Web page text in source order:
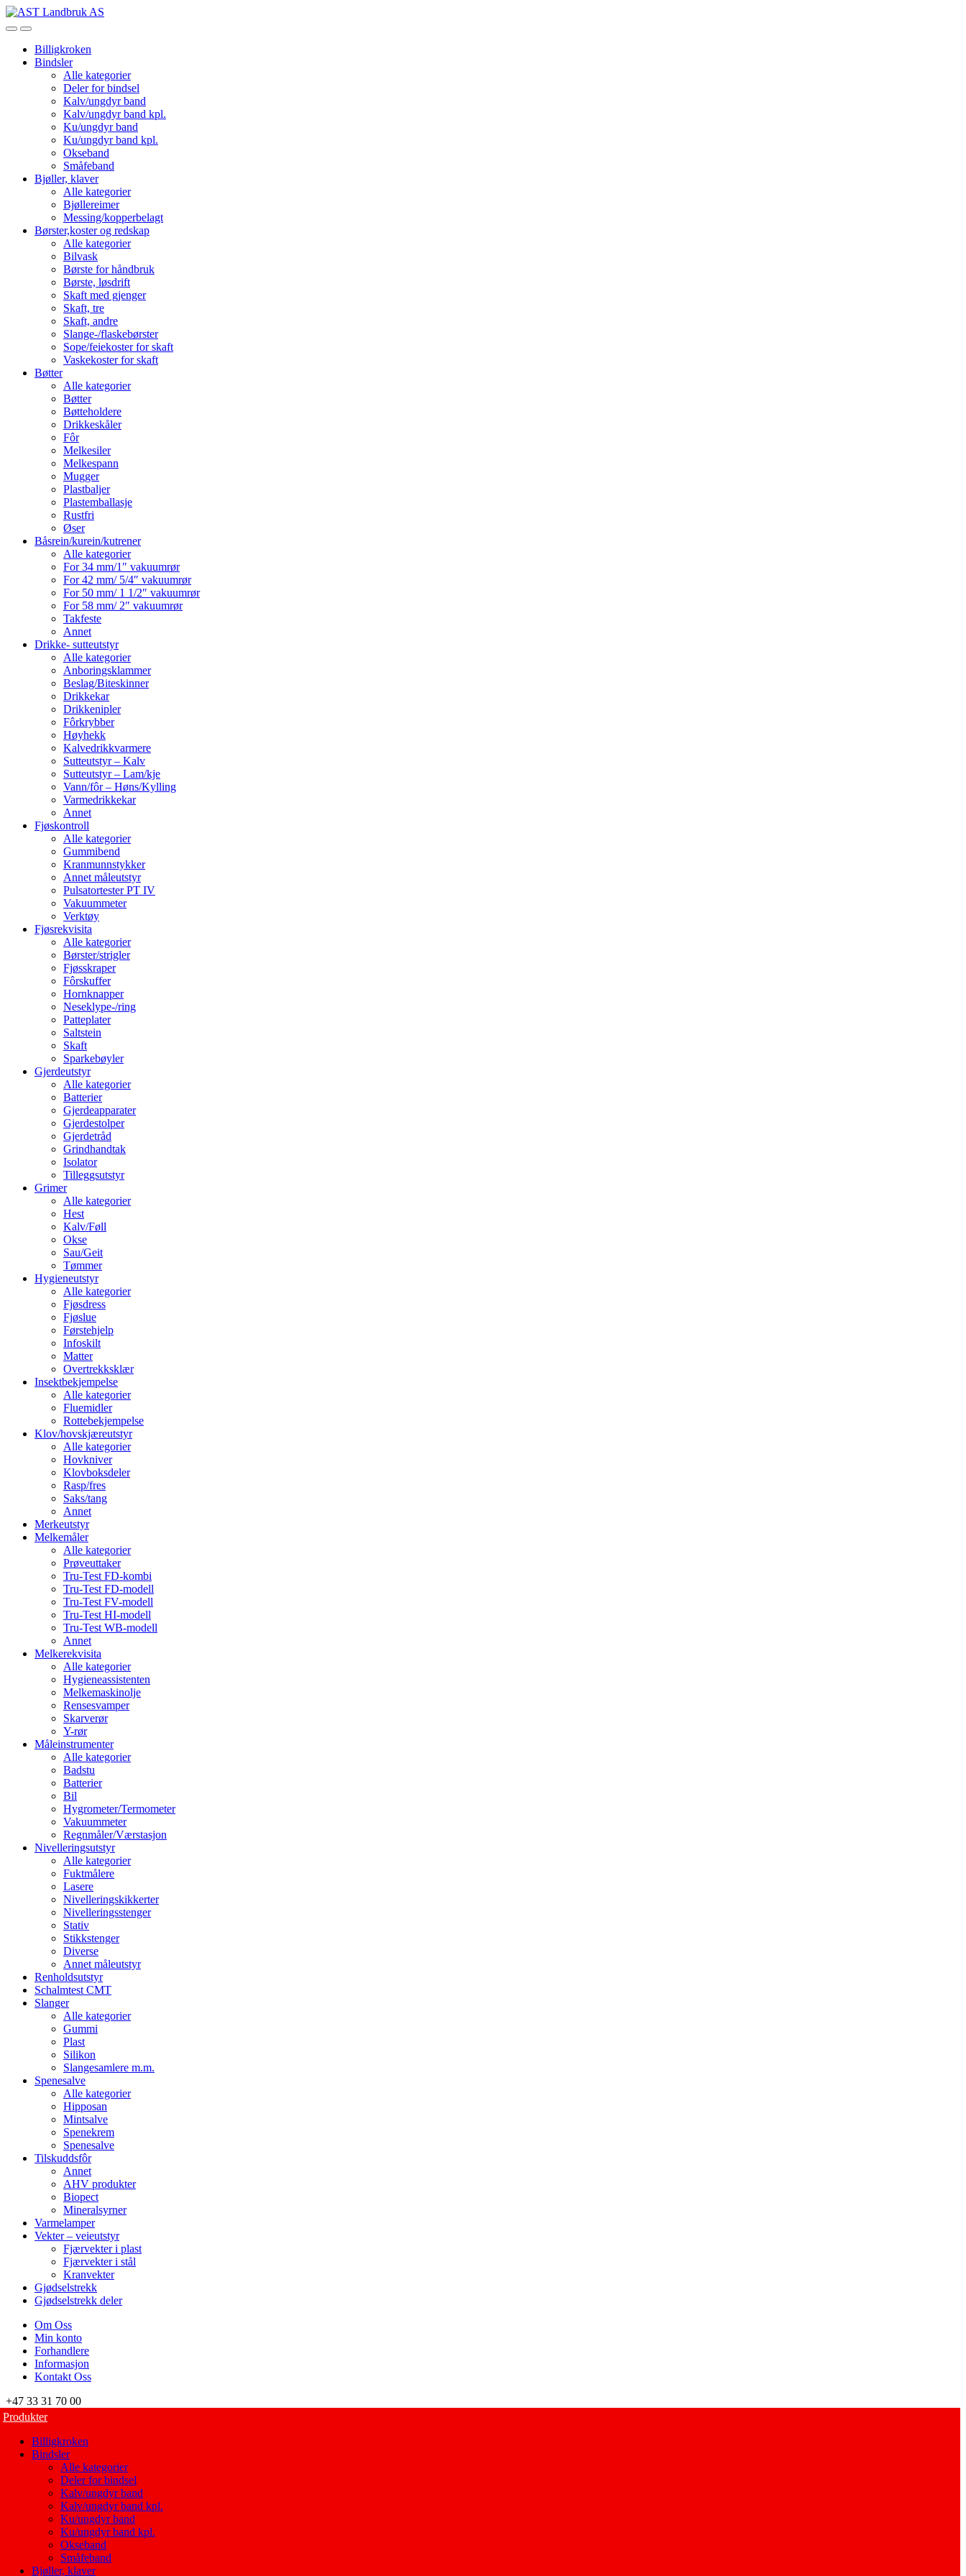
Skip
to
Skip
to
OpenClose
Billigkroken
Bindsler
Alle kategorier
Deler for bindsel
Kalv/ungdyr band
Kalv/ungdyr band kpl.
Ku/ungdyr band
Ku/ungdyr band kpl.
Okseband
Småfeband
Bjøller, klaver
Alle kategorier
Bjøllereimer
Messing/kopperbelagt
Børster,koster og redskap
Alle kategorier
Bilvask
Børste for håndbruk
Børste, løsdrift
Skaft med gjenger
Skaft, tre
Skaft, andre
Slange-/flaskebørster
Sope/feiekoster for skaft
Vaskekoster for skaft
Bøtter
Alle kategorier
Bøtter
Bøtteholdere
Drikkeskåler
Fôr
Melkesiler
Melkespann
Mugger
Plastbaljer
Plastemballasje
Rustfri
Øser
Båsrein/kurein/kutrener
Alle kategorier
For 34 mm/1″ vakuumrør
For 42 mm/ 5/4″ vakuumrør
For 50 mm/ 1 1/2″ vakuumrør
For 58 mm/ 2″ vakuumrør
Takfeste
Annet
Drikke- sutteutstyr
Alle kategorier
Anboringsklammer
Beslag/Biteskinner
Drikkekar
Drikkenipler
Fôrkrybber
Høyhekk
Kalvedrikkvarmere
Sutteutstyr – Kalv
Sutteutstyr – Lam/kje
Vann/fôr – Høns/Kylling
Varmedrikkekar
Annet
Fjøskontroll
Alle kategorier
Gummibend
Kranmunnstykker
Annet måleutstyr
Pulsatortester PT IV
Vakuummeter
Verktøy
Fjøsrekvisita
Alle kategorier
Børster/strigler
Fjøsskraper
Fôrskuffer
Hornknapper
Neseklype-/ring
Patteplater
Saltstein
Skaft
Sparkebøyler
Gjerdeutstyr
Alle kategorier
Batterier
Gjerdeapparater
Gjerdestolper
Gjerdetråd
Grindhandtak
Isolator
Tilleggsutstyr
Grimer
Alle kategorier
Hest
Kalv/Føll
Okse
Sau/Geit
Tømmer
Hygieneutstyr
Alle kategorier
Fjøsdress
Fjøslue
Førstehjelp
Infoskilt
Matter
Overtrekksklær
Insektbekjempelse
Alle kategorier
Fluemidler
Rottebekjempelse
Klov/hovskjæreutstyr
Alle kategorier
Hovkniver
Klovboksdeler
Rasp/fres
Saks/tang
Annet
Merkeutstyr
Melkemåler
Alle kategorier
Prøveuttaker
Tru-Test FD-kombi
Tru-Test FD-modell
Tru-Test FV-modell
Tru-Test HI-modell
Tru-Test WB-modell
Annet
Melkerekvisita
Alle kategorier
Hygieneassistenten
Melkemaskinolje
Rensesvamper
Skarverør
Y-rør
Måleinstrumenter
Alle kategorier
Badstu
Batterier
Bil
Hygrometer/Termometer
Vakuummeter
Regnmåler/Værstasjon
Nivelleringsutstyr
Alle kategorier
Fuktmålere
Lasere
Nivelleringskikkerter
Nivelleringsstenger
Stativ
Stikkstenger
Diverse
Annet måleutstyr
Renholdsutstyr
Schalmtest CMT
Slanger
Alle kategorier
Gummi
Plast
Silikon
Slangesamlere m.m.
Spenesalve
Alle kategorier
Hipposan
Mintsalve
Spenekrem
Spenesalve
Tilskuddsfôr
Annet
AHV produkter
Biopect
Mineralsyrner
Varmelamper
Vekter – veieutstyr
Fjærvekter i plast
Fjærvekter i stål
Kranvekter
Gjødselstrekk
Gjødselstrekk deler
Om Oss
Min konto
Forhandlere
Informasjon
Kontakt Oss
+47 33 31 70 00
Produkter
Billigkroken
Bindsler
Alle kategorier
Deler for bindsel
Kalv/ungdyr band
Kalv/ungdyr band kpl.
Ku/ungdyr band
Ku/ungdyr band kpl.
Okseband
Småfeband
Bjøller, klaver